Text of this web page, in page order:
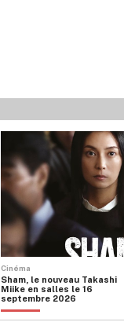
Cinéma
Sham, le nouveau Takashi
Miike en salles le 16
septembre 2026